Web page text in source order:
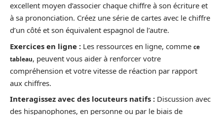
excellent moyen d’associer chaque chiffre à son écriture et
à sa prononciation. Créez une série de cartes avec le chiffre
d’un côté et son équivalent espagnol de l’autre.
Exercices en ligne : Les ressources en ligne, comme ce
tableau, peuvent vous aider à renforcer votre
compréhension et votre vitesse de réaction par rapport
aux chiffres.
Interagissez avec des locuteurs natifs : Discussion avec
des hispanophones, en personne ou par le biais de